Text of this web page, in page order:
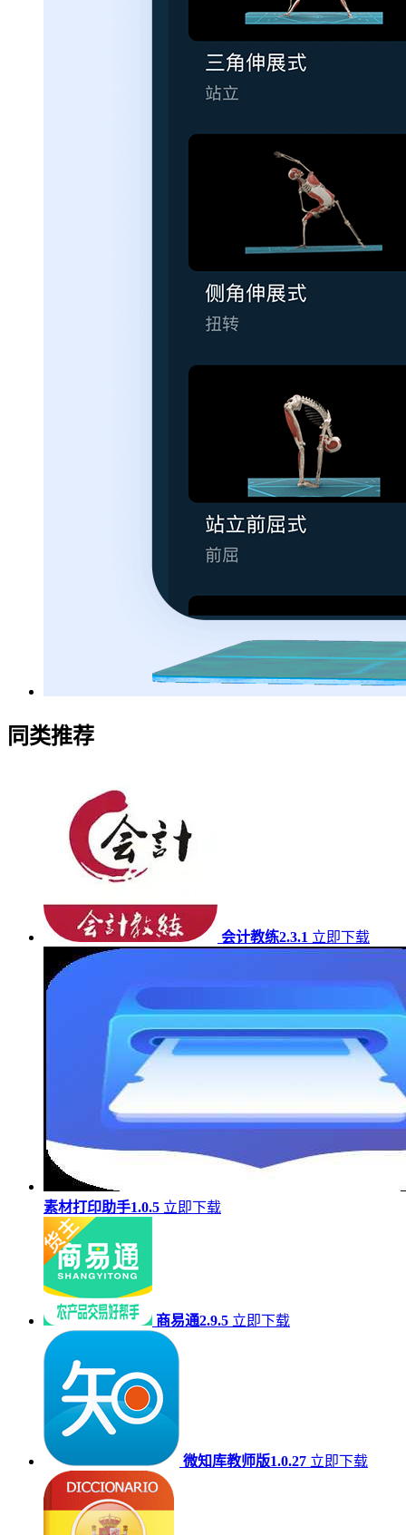
同类推荐
会计教练2.3.1 立即下载
素材打印助手1.0.5 立即下载
商易通2.9.5 立即下载
微知库教师版1.0.27 立即下载